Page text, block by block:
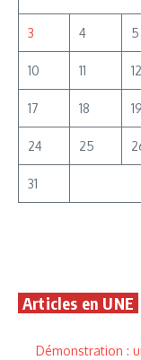
3 4 5
10 11 12
17 18 19
24 25
31
Articles en UNE
Démonstration :